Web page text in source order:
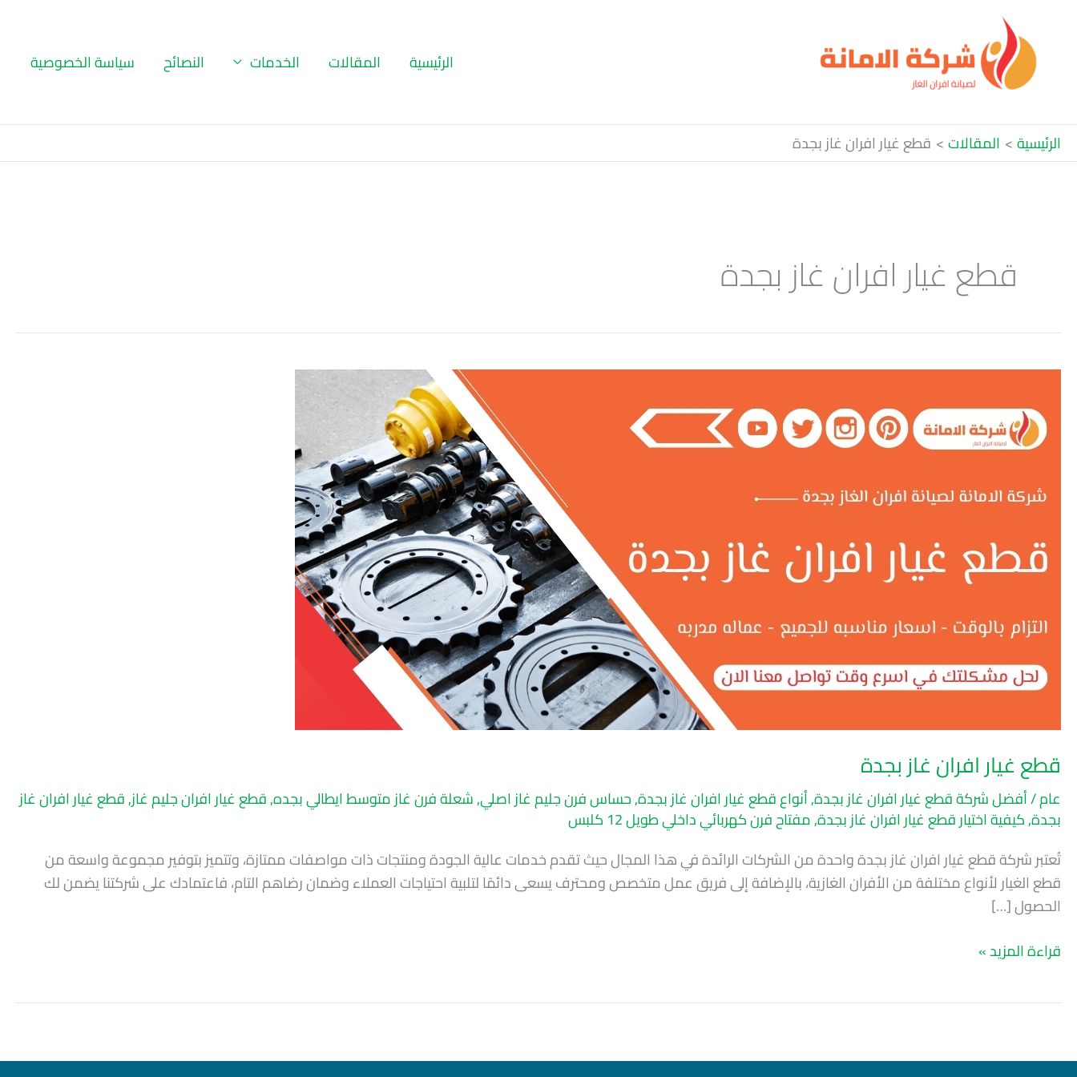
المحتوى
الرئيسية المقالات الخدمات النصائح سياسة الخصوصية
الرئيسية المقالات قطع غيار افران غاز بجدة
قطع غيار افران غاز بجدة
قطع غيار افران غاز بجدة
عام/أفضل شركة قطع غيار افران غاز بجدة,أنواع قطع غيار افران غاز بجدة,حساس فرن جليم غاز اصلي,شعلة فرن غاز متوسط ايطالي بجده,قطع غيار افران جليم غاز,قطع غيار افران غاز
بجدة,كيفية اختيار قطع غيار افران غاز بجدة,مفتاح فرن كهربائي داخلي طويل 12 كلبس
تُعتبر شركة قطع غيار افران غاز بجدة واحدة من الشركات الرائدة في هذا المجال حيث تقدم خدمات عالية الجودة ومنتجات ذات مواصفات ممتازة، وتتميز بتوفير مجموعة واسعة من
قطع الغيار لأنواع مختلفة من الأفران الغازية، بالإضافة إلى فريق عمل متخصص ومحترف يسعى دائمًا لتلبية احتياجات العملاء وضمان رضاهم التام، فاعتمادك على شركتنا يضمن لك
الحصول […]
افران
قراءة المزيد »